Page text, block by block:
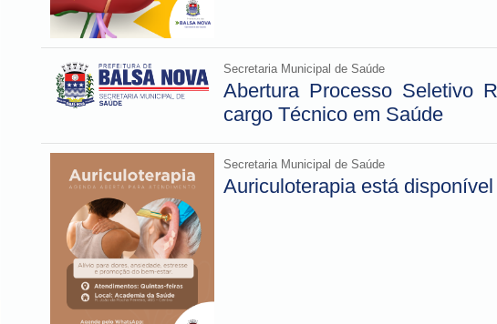
Secretaria Municipal de Saúde
Abertura Processo Seletivo
cargo Técnico em Saúde
Secretaria Municipal de Saúde
Auriculoterapia está